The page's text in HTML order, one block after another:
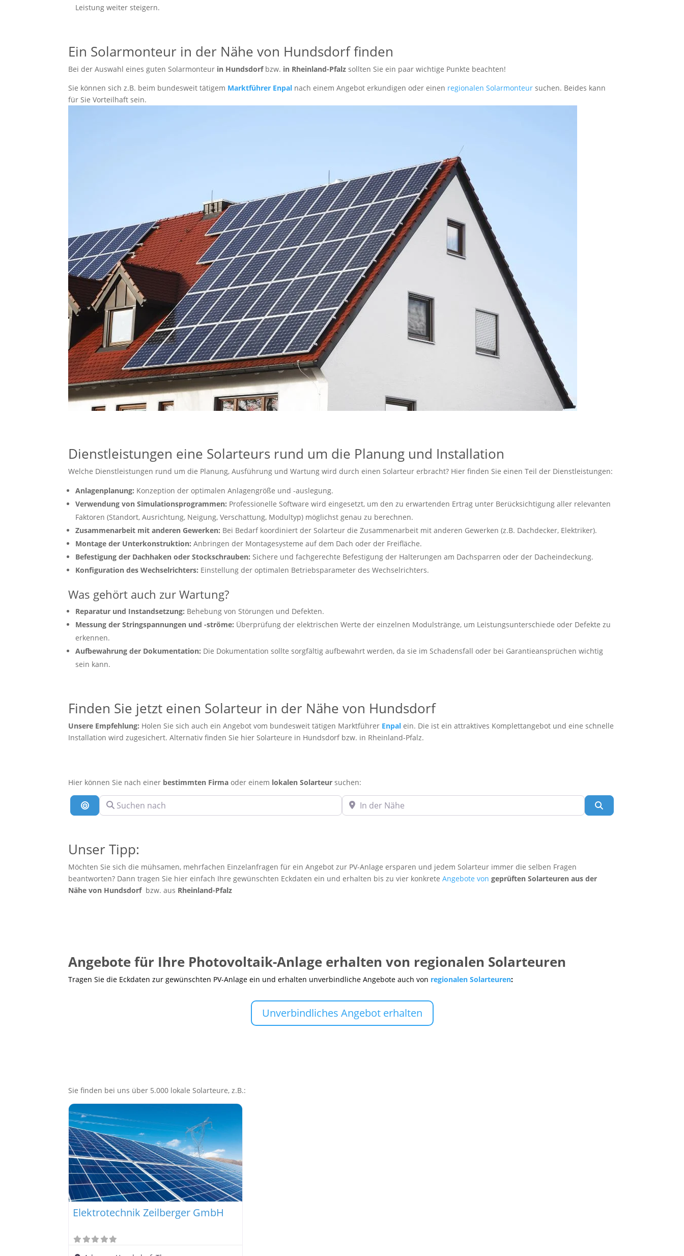
Leistung weiter steigern.
Ein Solarmonteur in der Nähe von Hundsdorf finden
Bei der Auswahl eines guten Solarmonteur in Hundsdorfbzw. in Rheinland-Pfalzsollten Sie ein paar wichtige Punkte beachten!
Sie können sich z.B. beim bundesweit tätigem Marktführer Enpal nach einem Angebot erkundigen oder einen regionalen Solarmonteur suchen. Beides kann
für Sie Vorteilhaft sein.
Dienstleistungen eine Solarteurs rund um die Planung und Installation
Welche Dienstleistungen rund um die Planung, Ausführung und Wartung wird durch einen Solarteur erbracht? Hier finden Sie einen Teil der Dienstleistungen:
Anlagenplanung: Konzeption der optimalen Anlagengröße und -auslegung.
Verwendung von Simulationsprogrammen: Professionelle Software wird eingesetzt, um den zu erwartenden Ertrag unter Berücksichtigung aller relevanten
Faktoren (Standort, Ausrichtung, Neigung, Verschattung, Modultyp) möglichst genau zu berechnen.
Zusammenarbeit mit anderen Gewerken: Bei Bedarf koordiniert der Solarteur die Zusammenarbeit mit anderen Gewerken (z.B. Dachdecker, Elektriker).
Montage der Unterkonstruktion: Anbringen der Montagesysteme auf dem Dach oder der Freifläche.
Befestigung der Dachhaken oder Stockschrauben: Sichere und fachgerechte Befestigung der Halterungen am Dachsparren oder der Dacheindeckung.
Konfiguration des Wechselrichters: Einstellung der optimalen Betriebsparameter des Wechselrichters.
Was gehört auch zur Wartung?
Reparatur und Instandsetzung: Behebung von Störungen und Defekten.
Messung der Stringspannungen und -ströme: Überprüfung der elektrischen Werte der einzelnen Modulstränge, um Leistungsunterschiede oder Defekte zu
erkennen.
Aufbewahrung der Dokumentation: Die Dokumentation sollte sorgfältig aufbewahrt werden, da sie im Schadensfall oder bei Garantieansprüchen wichtig
sein kann.
Finden Sie jetzt einen Solarteur in der Nähe von Hundsdorf
Unsere Empfehlung: Holen Sie sich auch ein Angebot vom bundesweit tätigen Marktführer Enpal ein. Die ist ein attraktives Komplettangebot und eine schnelle
Installation wird zugesichert. Alternativ finden Sie hier Solarteure in Hundsdorf bzw. in Rheinland-Pfalz.
Hier können Sie nach einer bestimmten Firma oder einem lokalen Solarteur suchen:
Suche nach Entfernung
Suchen nach In der Nähe
Unser Tipp:
Möchten Sie sich die mühsamen, mehrfachen Einzelanfragen für ein Angebot zur PV-Anlage ersparen und jedem Solarteur immer die selben Fragen
beantworten? Dann tragen Sie hier einfach Ihre gewünschten Eckdaten ein und erhalten bis zu vier konkreteAngebote vongeprüften Solarteuren aus der
Nähe von Hundsdorf bzw. aus Rheinland-Pfalz
Angebote für Ihre Photovoltaik-Anlage erhalten von regionalen Solarteuren
Tragen Sie die Eckdaten zur gewünschten PV-Anlage ein und erhalten unverbindliche Angebote auch von regionalen Solarteuren:
Unverbindliches Angebot erhalten
Sie finden bei uns über 5.000 lokale Solarteure, z.B.:
Elektrotechnik Zeilberger GmbH